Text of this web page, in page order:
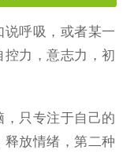
呼吸，或者某一
力，意志力，初
只专注于自己的
放情绪，第二种